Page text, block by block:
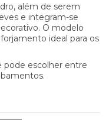
além de serem
e integram-se
O modelo
ideal para os
pode escolher entre